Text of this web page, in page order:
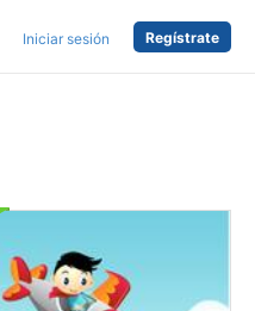
Iniciar sesión Regístrate